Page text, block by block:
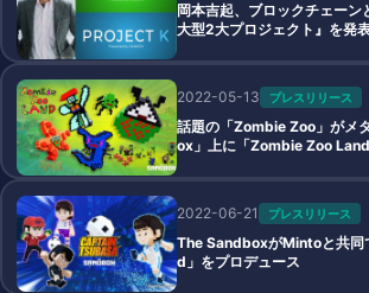
岡本吉起、ブロックチェーン
大型2大プロジェクト』を発
2022-05-13 プレスリリース
話題の「Zombie Zoo」がメ
ox」上に「Zombie Zoo
2022-06-21 プレスリリース
The SandboxがMintoと共同
d」をプロデュース